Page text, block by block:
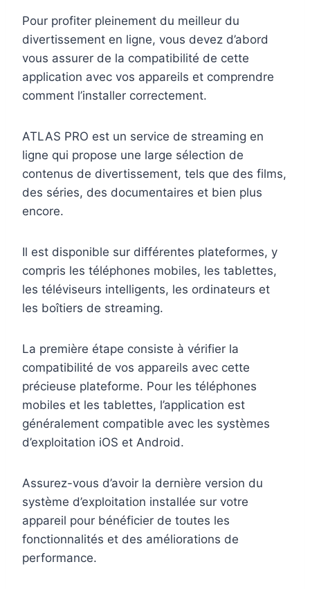
Pour profiter pleinement du meilleur du
divertissement en ligne, vous devez d’abord
vous assurer de la compatibilité de cette
application avec vos appareils et comprendre
comment l’installer correctement.
ATLAS PRO est un service de streaming en
ligne qui propose une large sélection de
contenus de divertissement, tels que des films,
des séries, des documentaires et bien plus
encore.
Il est disponible sur différentes plateformes, y
compris les téléphones mobiles, les tablettes,
les téléviseurs intelligents, les ordinateurs et
les boîtiers de streaming.
La première étape consiste à vérifier la
compatibilité de vos appareils avec cette
précieuse plateforme. Pour les téléphones
mobiles et les tablettes, l’application est
généralement compatible avec les systèmes
d’exploitation iOS et Android.
Assurez-vous d’avoir la dernière version du
système d’exploitation installée sur votre
appareil pour bénéficier de toutes les
fonctionnalités et des améliorations de
performance.